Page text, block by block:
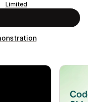
Limited